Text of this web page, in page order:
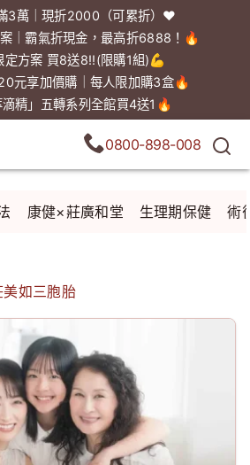
3萬｜現折2000（可累折）❤️
｜霸氣折現金，最高折6888！🔥
定方案 買8送8!!(限購1組)💪
元享加價購｜每人限加購3盒🔥
精」五轉系列全館買4送1🔥
0800-898-008
康健×莊廣和堂 生理期保健 術
美如三胞胎